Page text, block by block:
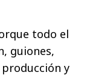
todo el
guiones,
y